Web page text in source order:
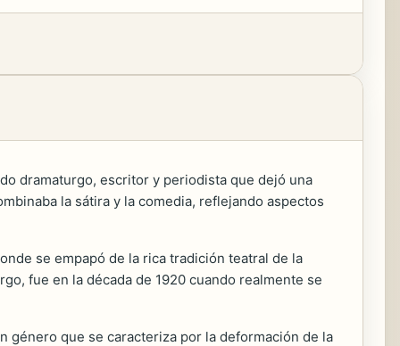
dramaturgo, escritor y periodista que dejó una
la sátira y la comedia, reflejando aspectos
se empapó de la rica tradición teatral de la
fue en la década de 1920 cuando realmente se
género que se caracteriza por la deformación de la